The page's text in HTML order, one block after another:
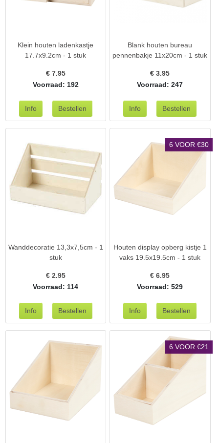
Klein houten ladenkastje
17.7x9.2cm - 1 stuk
€ 7.95
Voorraad: 192
Blank houten bureau
pennenbakje 11x20cm - 1 stuk
€3.95
Voorraad: 247
Wanddecoratie 13,3x7,5cm - 1
stuk
€ 2.95
Voorraad: 114
6 VOOR €30
Houten display opberg kistje 1
vaks 19.5x19.5cm - 1 stuk
€6.95
Voorraad: 529
6 VOOR €21